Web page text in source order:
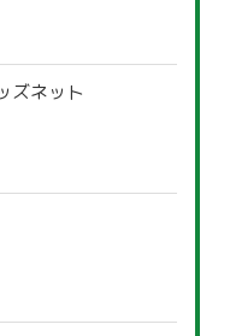
ズネット